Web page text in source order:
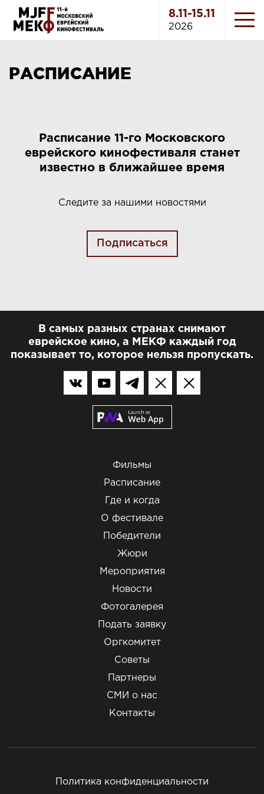
8.11-15.11
2026
РАСПИСАНИЕ
Расписание 11-го Московского
еврейского кинофестиваля станет
известно в ближайшее время
Следите за нашими новостями
Подписаться
В самых разных странах снимают
еврейское кино, а МЕКФ каждый год
показывает то, которое нельзя пропускать.
Фильмы
Расписание
Где и когда
О фестивале
Победители
Жюри
Мероприятия
Новости
Фотогалерея
Подать заявку
Оргкомитет
Советы
Партнеры
СМИ о нас
Контакты
Политика конфиденциальности